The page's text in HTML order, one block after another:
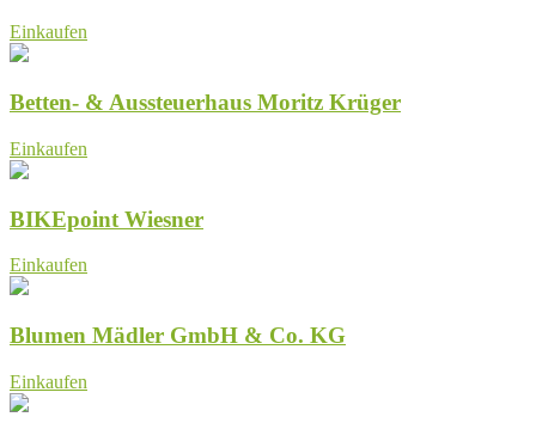
Einkaufen
Betten- & Aussteuerhaus Moritz Krüger
Einkaufen
BIKEpoint Wiesner
Einkaufen
Blumen Mädler GmbH & Co. KG
Einkaufen